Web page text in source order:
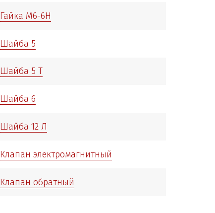
Гайка М6-6Н
Шайба 5
Шайба 5 Т
Шайба 6
Шайба 12 Л
Клапан электромагнитный
Клапан обратный